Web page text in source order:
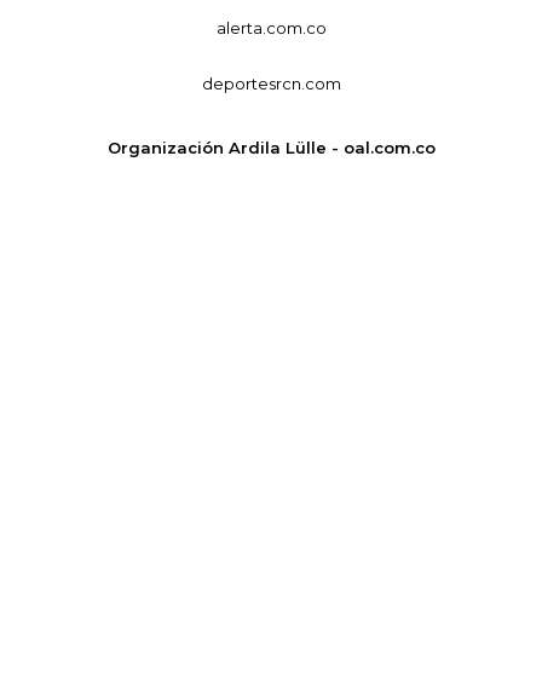
alerta.com.co
deportesrcn.com
Organización Ardila Lülle - oal.com.co